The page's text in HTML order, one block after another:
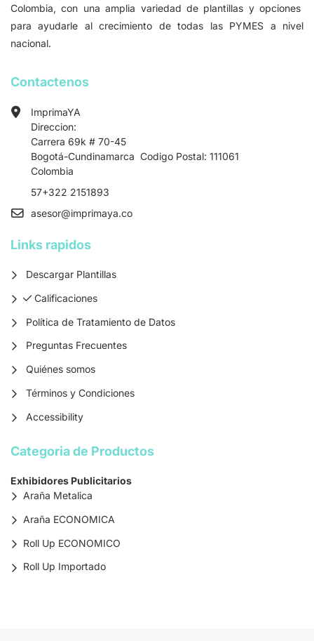
Colombia, con una amplia variedad de plantillas y opciones
para ayudarle al crecimiento de todas las PYMES a nivel
nacional.
Contactenos
ImprimaYA
Direccion:
Carrera 69k # 70-45
Bogotá-Cundinamarca Codigo Postal: 111061
Colombia
57+322 2151893
asesor@imprimaya.co
Links rapidos
Descargar Plantillas
Calificaciones
Calificaciones
Política de Tratamiento de Datos
Preguntas Frecuentes
Quiénes somos
Términos y Condiciones
Accessibility
Categoria de Productos
Exhibidores Publicitarios
Araña Metalica
Araña ECONOMICA
Roll Up ECONOMICO
Roll Up Importado